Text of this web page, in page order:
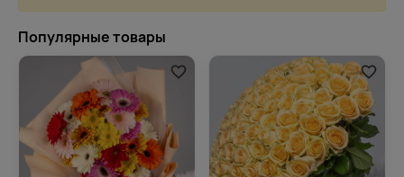
Популярные товары